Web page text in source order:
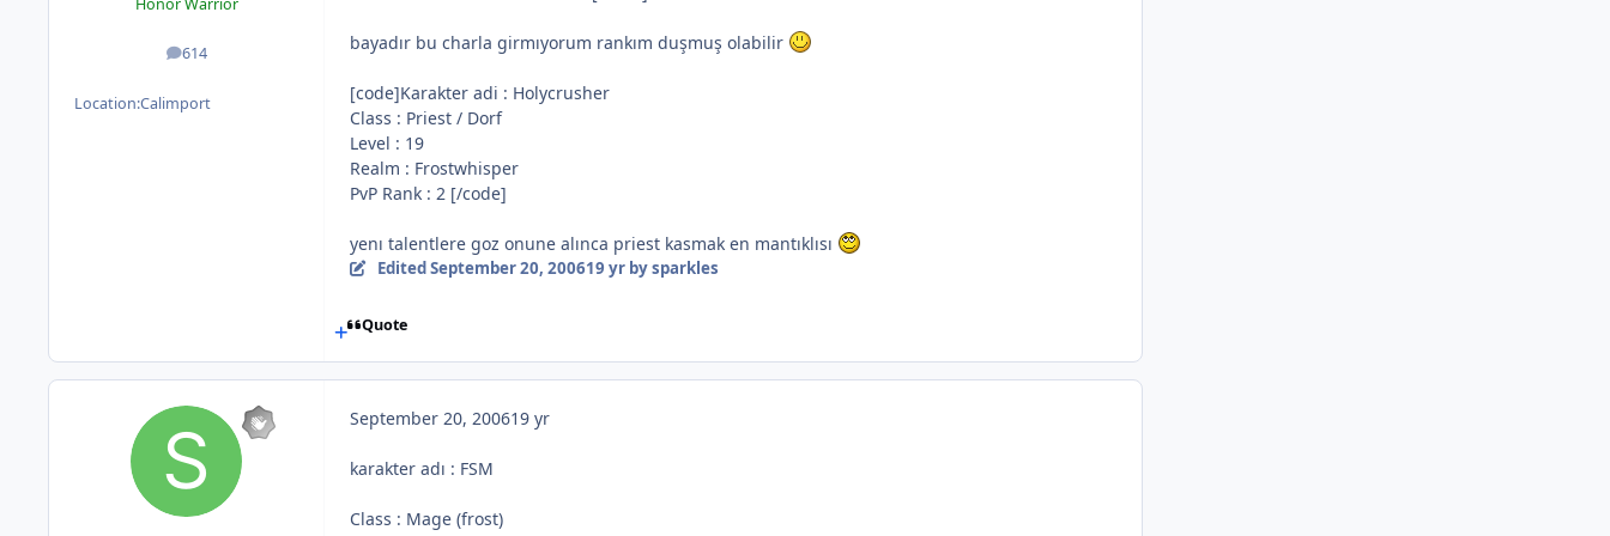
Honor Warrior
614
posts
Location:Calimport
bayadır bu charla girmıyorum rankım duşmuş olabilir
[code]Karakter adi : Holycrusher
Class : Priest / Dorf
Level : 19
Realm : Frostwhisper
PvP Rank : 2 [/code]
yenı talentlere goz onune alınca priest kasmak en mantıklısı
EditedSeptember 20, 200619 yrby sparkles
Quote
September 20, 200619 yr
karakter adı : FSM
Class : Mage (frost)